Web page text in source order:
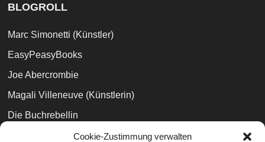
Cookie-Zustimmung verwalten
BLOGROLL
Marc Simonetti (Künstler)
EasyPeasyBooks
Joe Abercrombie
Magali Villeneuve (Künstlerin)
Die Buchrebellin